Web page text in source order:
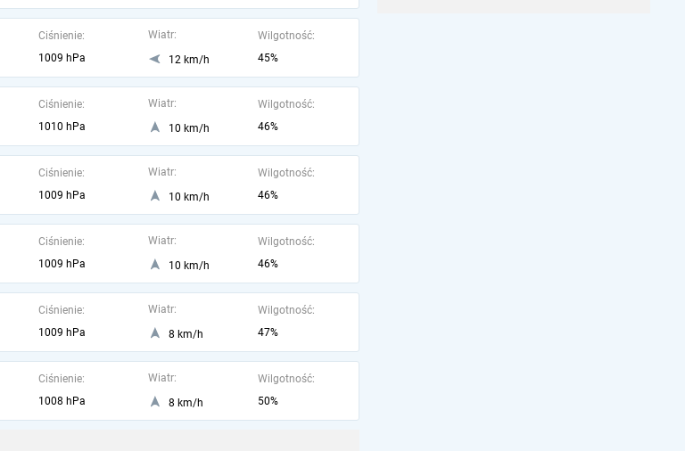
Ciśnienie:
1009 hPa
Wiatr:
12 km/h
Wilgotność:
45%
Ciśnienie:
1010 hPa
Wiatr:
10 km/h
Wilgotność:
46%
Ciśnienie:
1009 hPa
Wiatr:
10 km/h
Wilgotność:
46%
Ciśnienie:
1009 hPa
Wiatr:
10 km/h
Wilgotność:
46%
Ciśnienie:
1009 hPa
Wiatr:
8 km/h
Wilgotność:
47%
Ciśnienie:
1008 hPa
Wiatr:
8 km/h
Wilgotność:
50%